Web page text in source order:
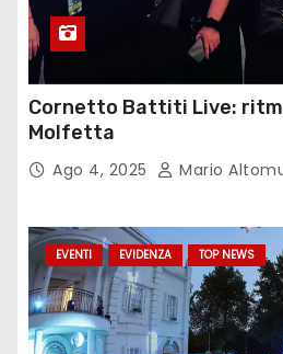
Cornetto Battiti Live:
Molfetta
Ago 4, 2025 Mario
EVENTI EVIDENZA TOP NEWS